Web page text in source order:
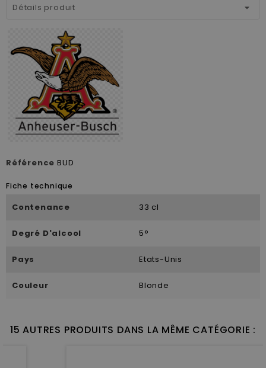
Détails produit
Référence BUD
Fiche technique
Contenance 33 cl
Degré D'alcool 5°
Pays Etats-Unis
Couleur Blonde
15 AUTRES PRODUITS DANS LA MÊME CATÉGORIE :